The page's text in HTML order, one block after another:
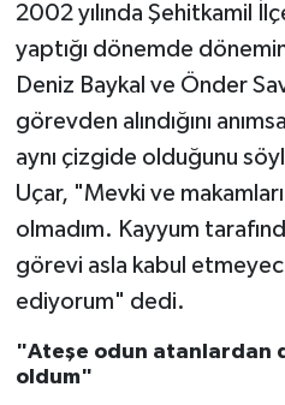
2002 yılında Şehitkamil
yaptığı dönemde
Deniz Baykal ve Önder
görevden alındığını
aynı çizgide olduğunu
Uçar, "Mevki ve
olmadım. Kayyum
görevi asla kabul
ediyorum" dedi.
"Ateşe odun atanlardan
oldum"